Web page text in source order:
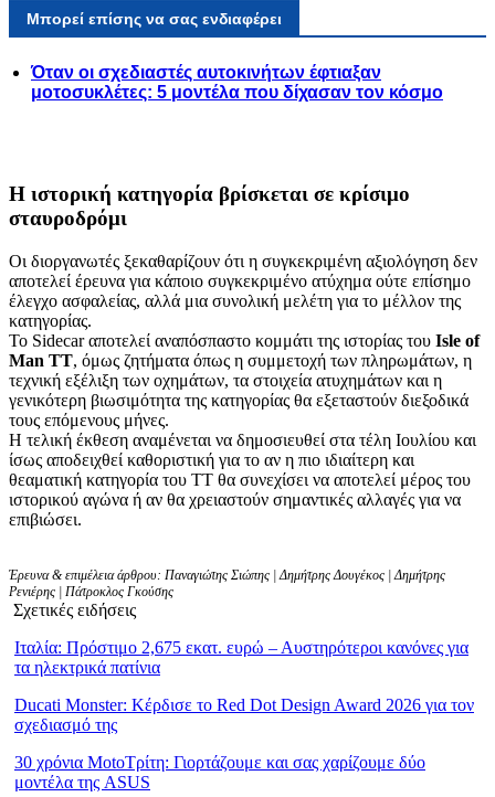
Μπορεί επίσης να σας ενδιαφέρει
Όταν οι σχεδιαστές αυτοκινήτων έφτιαξαν
μοτοσυκλέτες: 5 μοντέλα που δίχασαν τον κόσμο
Η ιστορική κατηγορία βρίσκεται σε κρίσιμο
σταυροδρόμι
Οι διοργανωτές ξεκαθαρίζουν ότι η συγκεκριμένη αξιολόγηση δεν
αποτελεί έρευνα για κάποιο συγκεκριμένο ατύχημα ούτε επίσημο
έλεγχο ασφαλείας, αλλά μια συνολική μελέτη για το μέλλον της
κατηγορίας.
Το Sidecar αποτελεί αναπόσπαστο κομμάτι της ιστορίας του Isle of
Man TT, όμως ζητήματα όπως η συμμετοχή των πληρωμάτων, η
τεχνική εξέλιξη των οχημάτων, τα στοιχεία ατυχημάτων και η
γενικότερη βιωσιμότητα της κατηγορίας θα εξεταστούν διεξοδικά
τους επόμενους μήνες.
Η τελική έκθεση αναμένεται να δημοσιευθεί στα τέλη Ιουλίου και
ίσως αποδειχθεί καθοριστική για το αν η πιο ιδιαίτερη και
θεαματική κατηγορία του TT θα συνεχίσει να αποτελεί μέρος του
ιστορικού αγώνα ή αν θα χρειαστούν σημαντικές αλλαγές για να
επιβιώσει.
Έρευνα & επιμέλεια άρθρου: Παναγιώτης Σιώπης | Δημήτρης Δουγέκος | Δημήτρης
Ρενιέρης | Πάτροκλος Γκούσης
Σχετικές ειδήσεις
Ιταλία: Πρόστιμο 2,675 εκατ. ευρώ – Αυστηρότεροι κανόνες για
τα ηλεκτρικά πατίνια
Ducati Monster: Κέρδισε το Red Dot Design Award 2026 για τον
σχεδιασμό της
30 χρόνια MotoΤρίτη: Γιορτάζουμε και σας χαρίζουμε δύο
μοντέλα της ASUS